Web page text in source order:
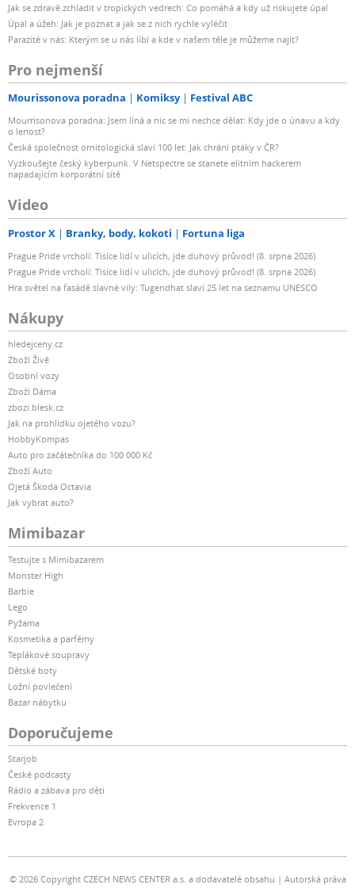
Jak se zdravě zchladit v tropických vedrech: Co pomáhá a kdy už riskujete úpal
Úpal a úžeh: Jak je poznat a jak se z nich rychle vyléčit
Parazité v nás: Kterým se u nás líbí a kde v našem těle je můžeme najít?
Pro nejmenší
Mourissonova poradna Komiksy Festival ABC
Mourrisonova poradna: Jsem líná a nic se mi nechce dělat: Kdy jde o únavu a kdy
o lenost?
Česká společnost ornitologická slaví 100 let: Jak chrání ptáky v ČR?
Vyzkoušejte český kyberpunk. V Netspectre se stanete elitním hackerem
napadajícím korporátní sítě
Video
Prostor X Branky, body, kokoti Fortuna liga
Prague Pride vrcholí: Tisíce lidí v ulicích, jde duhový průvod! (8. srpna 2026)
Prague Pride vrcholí: Tisíce lidí v ulicích, jde duhový průvod! (8. srpna 2026)
Hra světel na fasádě slavné vily: Tugendhat slaví 25 let na seznamu UNESCO
Nákupy
hledejceny.cz
Zboží Živě
Osobní vozy
Zboží Dáma
zbozi.blesk.cz
Jak na prohlídku ojetého vozu?
HobbyKompas
Auto pro začátečníka do 100 000 Kč
Zboží Auto
Ojetá Škoda Octavia
Jak vybrat auto?
Mimibazar
Testujte s Mimibazarem
Monster High
Barbie
Lego
Pyžama
Kosmetika a parfémy
Teplákové soupravy
Dětské boty
Ložní povlečení
Bazar nábytku
Doporučujeme
Starjob
České podcasty
Rádio a zábava pro děti
Frekvence 1
Evropa 2
© 2026 Copyright CZECH NEWS CENTER a.s. a dodavatelé obsahu
Autorská práva